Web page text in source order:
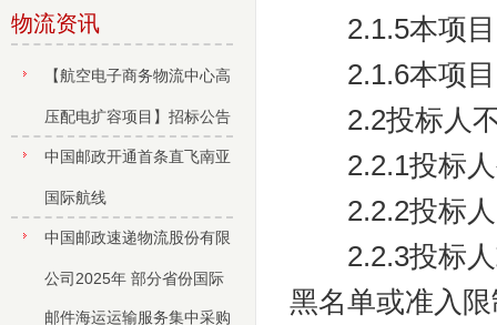
物流资讯
【航空电子商务物流中心高
压配电扩容项目】招标公告
中国邮政开通首条直飞南亚
国际航线
中国邮政速递物流股份有限
公司2025年 部分省份国际
邮件海运运输服务集中采购
2.1.5本项目
2.1.6本项目
2.2投标人不
2.2.1投标人
2.2.2投标人
2.2.3投标人
黑名单或准入